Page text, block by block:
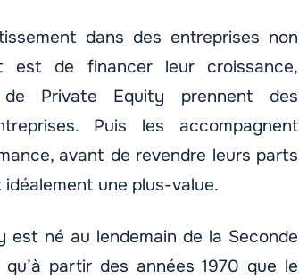
dans des entreprises non
est de financer leur croissance,
Private Equity prennent des
Puis les accompagnent
avant de revendre leurs parts
une plus-value.
né au lendemain de la Seconde
partir des années 1970 que le